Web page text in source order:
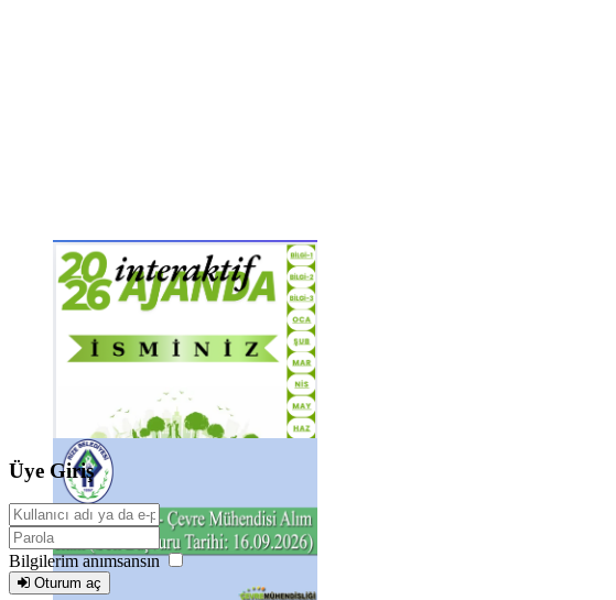
Üye Giriş
Bilgilerim anımsansın
Oturum aç